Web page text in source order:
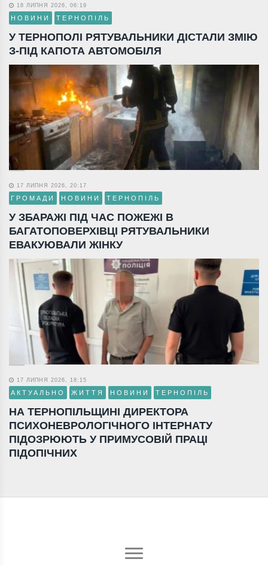
18 ЛИПНЯ 2026, 06:19
НОВИНИ ТЕРНОПІЛЬ
У ТЕРНОПОЛІ РЯТУВАЛЬНИКИ ДІСТАЛИ ЗМІЮ
З-ПІД КАПОТА АВТОМОБІЛЯ
17 ЛИПНЯ 2026, 20:17
ГРОМАДИ НОВИНИ ТЕРНОПІЛЬ
У ЗБАРАЖІ ПІД ЧАС ПОЖЕЖІ В
БАГАТОПОВЕРХІВЦІ РЯТУВАЛЬНИКИ
ЕВАКУЮВАЛИ ЖІНКУ
17 ЛИПНЯ 2026, 18:15
АКТУАЛЬНО ЖИТТЯ НОВИНИ ТЕРНОПІЛЬ
НА ТЕРНОПІЛЬЩИНІ ДИРЕКТОРА
ПСИХОНЕВРОЛОГІЧНОГО ІНТЕРНАТУ
ПІДОЗРЮЮТЬ У ПРИМУСОВІЙ ПРАЦІ
ПІДОПІЧНИХ